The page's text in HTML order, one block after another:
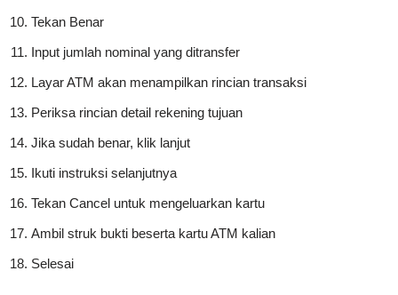
Tekan Benar
Input jumlah nominal yang ditransfer
Layar ATM akan menampilkan rincian transaksi
Periksa rincian detail rekening tujuan
Jika sudah benar, klik lanjut
Ikuti instruksi selanjutnya
Tekan Cancel untuk mengeluarkan kartu
Ambil struk bukti beserta kartu ATM kalian
Selesai